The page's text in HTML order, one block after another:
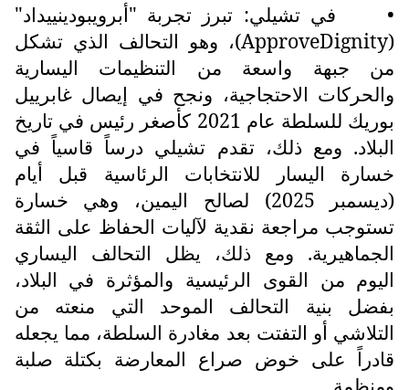
•
في تشيلي: تبرز تجربة "أبرويبودينييداد"
(
ApproveDignity)، وهو التحالف الذي تشكل
من جبهة واسعة من التنظيمات اليسارية
والحركات الاحتجاجية، ونجح في إيصال غابرييل
بوريك للسلطة عام 2021 كأصغر رئيس في تاريخ
البلاد. ومع ذلك، تقدم تشيلي درساً قاسياً في
خسارة اليسار للانتخابات الرئاسية قبل أيام
(ديسمبر 2025) لصالح اليمين، وهي خسارة
تستوجب مراجعة نقدية لآليات الحفاظ على الثقة
الجماهيرية. ومع ذلك، يظل التحالف اليساري
اليوم من القوى الرئيسية والمؤثرة في البلاد،
بفضل بنية التحالف الموحد التي منعته من
التلاشي أو التفتت بعد مغادرة السلطة، مما يجعله
قادراً على خوض صراع المعارضة بكتلة صلبة